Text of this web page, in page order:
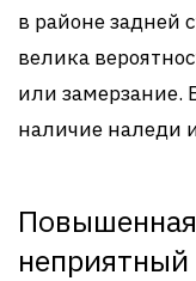
в районе задней
велика
или замерзание.
наличие наледи
неприятный